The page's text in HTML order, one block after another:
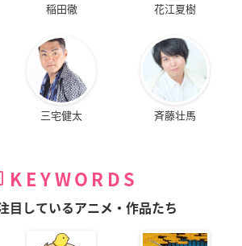
稲田徹 花江夏樹
三宅健太 斉藤壮馬
KEYWORDS
目しているアニメ・作品たち